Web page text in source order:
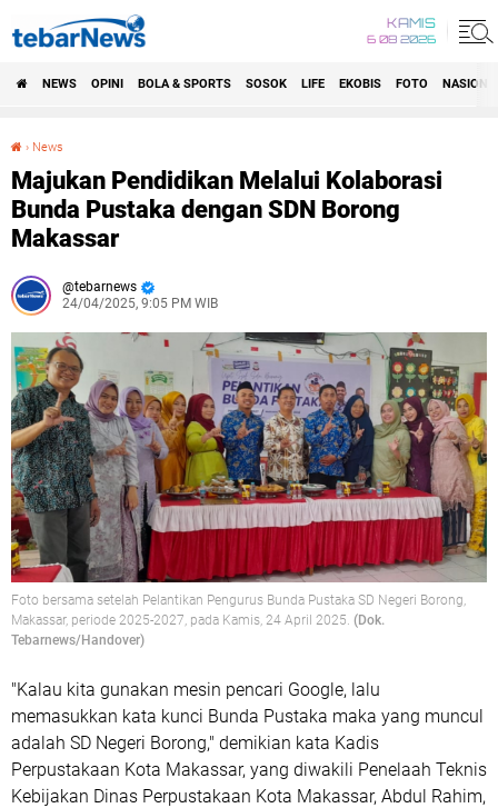
KAMIS
6 08 2026
NEWS OPINI BOLA & SPORTS SOSOK LIFE EKOBIS FOTO
› News
Majukan Pendidikan Melalui Kolaborasi
Bunda Pustaka dengan SDN Borong
Makassar
tebarnews
24/04/2025, 9:05 PM WIB
Foto bersama setelah Pelantikan Pengurus Bunda Pustaka SD Negeri Borong,
Makassar, periode 2025-2027, pada Kamis, 24 April 2025. (Dok.
Tebarnews/Handover)
"Kalau kita gunakan mesin pencari Google, lalu
memasukkan kata kunci Bunda Pustaka maka yang muncul
adalah SD Negeri Borong," demikian kata Kadis
Perpustakaan Kota Makassar, yang diwakili Penelaah Teknis
Kebijakan Dinas Perpustakaan Kota Makassar, Abdul Rahim,